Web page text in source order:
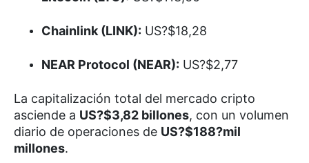
Chainlink (LINK): US?$18,28
NEAR Protocol (NEAR): US?$2,77
La capitalización total del mercado cripto
asciende a US?$3,82 billones, con un volumen
diario de operaciones de US?$188?mil
millones.